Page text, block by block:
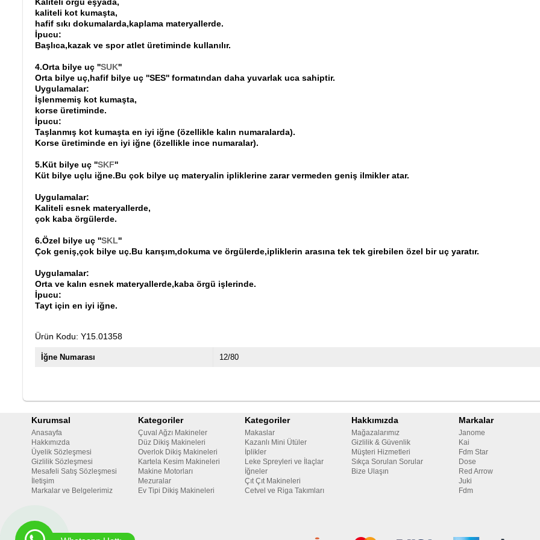
kaliteli kot kumaşta,
hafif sıkı dokumalarda,kaplama materyallerde.
İpucu:
Başlıca,kazak ve spor atlet üretiminde kullanılır.
4.Orta bilye uç ''SUK''
Orta bilye uç,hafif bilye uç ''SES'' formatından daha yuvarlak uca sahiptir.
Uygulamalar:
İşlenmemiş kot kumaşta,
korse üretiminde.
İpucu:
Taşlanmış kot kumaşta en iyi iğne (özellikle kalın numaralarda).
Korse üretiminde en iyi iğne (özellikle ince numaralar).
5.Küt bilye uç ''SKF''
Küt bilye uçlu iğne.Bu çok bilye uç materyalin ipliklerine zarar vermeden geniş ilmikler atar.
Uygulamalar:
Kaliteli esnek materyallerde,
çok kaba örgülerde.
6.Özel bilye uç ''SKL''
Çok geniş,çok bilye uç.Bu karışım,dokuma ve örgülerde,ipliklerin arasına tek tek girebilen özel bir uç yaratır.
Uygulamalar:
Orta ve kalın esnek materyallerde,kaba örgü işlerinde.
İpucu:
Tayt için en iyi iğne.
Ürün Kodu: Y15.01358
İğne Numarası 12/80
Kurumsal
Anasayfa
Hakkımızda
Üyelik Sözleşmesi
Gizlilik Sözleşmesi
Mesafeli Satış Sözleşmesi
İletişim
Markalar ve Belgelerimiz
Kategoriler
Çuval Ağzı Makineler
Düz Dikiş Makineleri
Overlok Dikiş Makineleri
Kartela Kesim Makineleri
Makine Motorları
Mezuralar
Ev Tipi Dikiş Makineleri
Kategoriler
Makaslar
Kazanlı Mini Ütüler
İplikler
Leke Spreyleri ve İlaçlar
İğneler
Çıt Çıt Makineleri
Cetvel ve Riga Takımları
Hakkımızda
Mağazalarımız
Gizlilik & Güvenlik
Müşteri Hizmetleri
Sıkça Sorulan Sorular
Bize Ulaşın
Markalar
Janome
Kai
Fdm Star
Dose
Red Arrow
Juki
Fdm